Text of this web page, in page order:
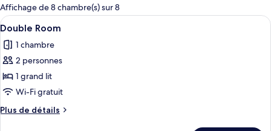
pour
les
chambres
Affichage de 8 chambre(s) sur 8
Afficher
toutes
les
photos
pour
ce
type
de
Une chambre d’hôtel moderne,
9
Double Room
1 chambre
2 personnes
1 grand lit
Wi-Fi gratuit
Plus de détails
Plus